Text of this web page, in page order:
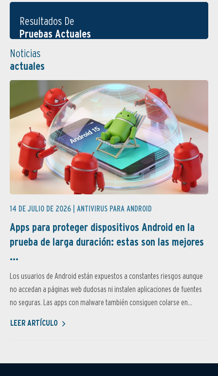
Resultados De
Pruebas Actuales
Noticias
actuales
14 DE JULIO DE 2026 | ANTIVIRUS PARA ANDROID
Apps para proteger dispositivos Android en la
prueba de larga duración: estas son las mejores
...
Los usuarios de Android están expuestos a constantes riesgos aunque
no accedan a páginas web dudosas ni instalen aplicaciones de fuentes
no seguras. Las apps con malware también consiguen colarse en...
LEER ARTÍCULO